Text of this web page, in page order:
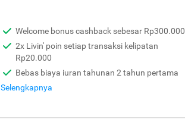
Welcome bonus cashback sebesar Rp300.000
2x Livin' poin setiap transaksi kelipatan
Rp20.000
Bebas biaya iuran tahunan 2 tahun pertama
Selengkapnya